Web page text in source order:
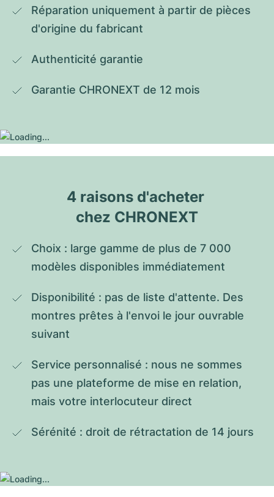
Réparation uniquement à partir de pièces
d'origine du fabricant
Authenticité garantie
Garantie CHRONEXT de 12 mois
4 raisons d'acheter
chez CHRONEXT
Choix : large gamme de plus de 7 000
modèles disponibles immédiatement
Disponibilité : pas de liste d'attente. Des
montres prêtes à l'envoi le jour ouvrable
suivant
Service personnalisé : nous ne sommes
pas une plateforme de mise en relation,
mais votre interlocuteur direct
Sérénité : droit de rétractation de 14 jours